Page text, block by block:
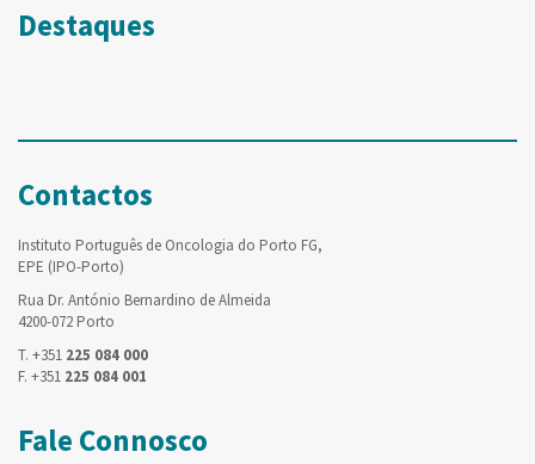
Destaques
Contactos
Instituto Português de Oncologia do Porto FG,
EPE (IPO-Porto)
Rua Dr. António Bernardino de Almeida
4200-072 Porto
T. +351 225 084 000
F. +351 225 084 001
Fale Connosco